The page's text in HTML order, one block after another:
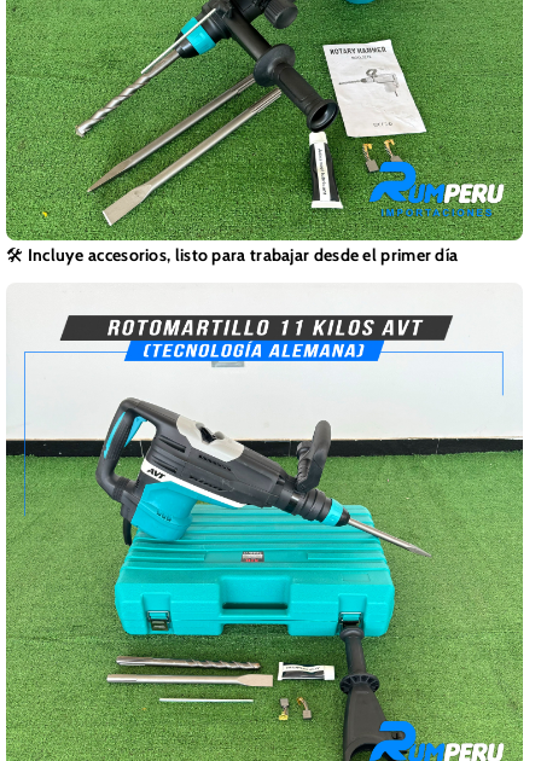
🛠️ Incluye accesorios, listo para trabajar desde el primer día